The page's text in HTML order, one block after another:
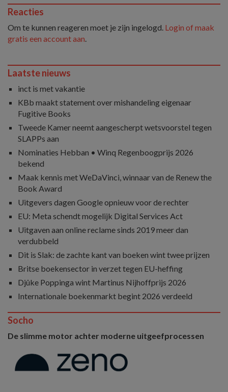
Reacties
Om te kunnen reageren moet je zijn ingelogd. Login of maak
gratis een account aan
Laatste nieuws
inct is met vakantie
KBb maakt statement over mishandeling eigenaar
Fugitive Books
Tweede Kamer neemt aangescherpt wetsvoorstel tegen
SLAPPs aan
Nominaties Hebban • Winq Regenboogprijs 2026
bekend
Maak kennis met WeDaVinci, winnaar van de Renew the
Book Award
Uitgevers dagen Google opnieuw voor de rechter
EU: Meta schendt mogelijk Digital Services Act
Uitgaven aan online reclame sinds 2019 meer dan
verdubbeld
Dit is Slak: de zachte kant van boeken wint twee prijzen
Britse boekensector in verzet tegen EU-heffing
Djûke Poppinga wint Martinus Nijhoffprijs 2026
Internationale boekenmarkt begint 2026 verdeeld
Socho
De slimme motor achter moderne uitgeefprocessen